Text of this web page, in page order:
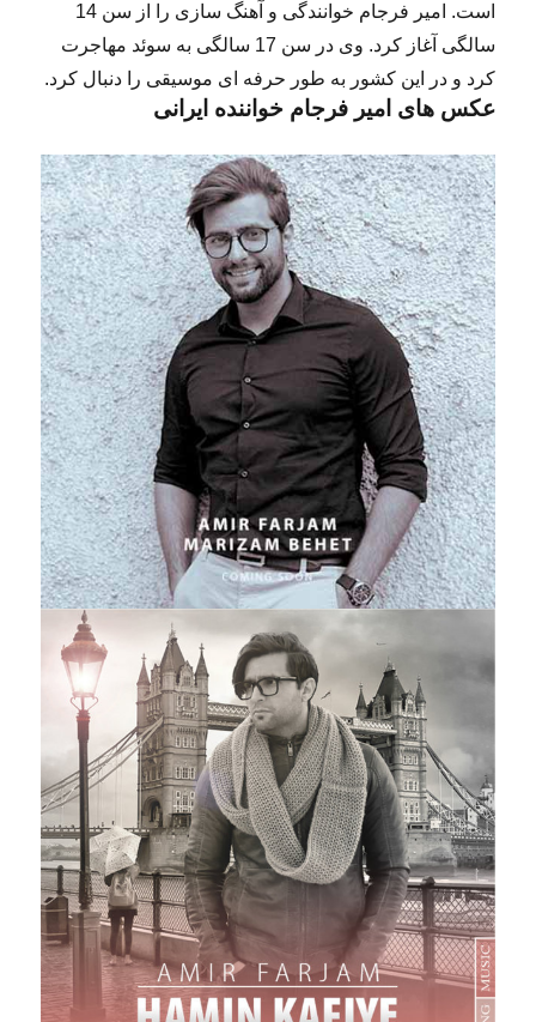
است. امیر فرجام خوانندگی و آهنگ سازی را از سن 14
سالگی آغاز کرد. وی در سن 17 سالگی به سوئد مهاجرت
کرد و در این کشور به طور حرفه ای موسیقی را دنبال کرد.
عکس های امیر فرجام خواننده ایرانی